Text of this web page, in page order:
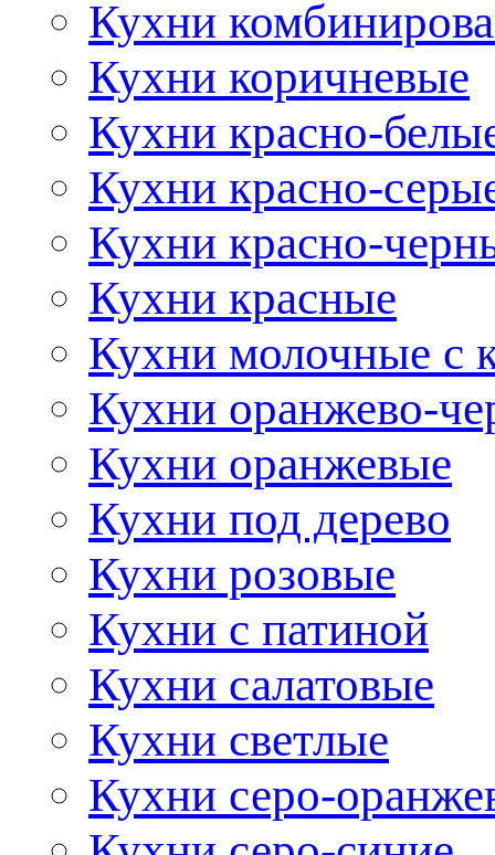
Кухни
Кухни коричневые
Кухни красно-
Кухни красно-
Кухни красно-
Кухни красные
Кухни молочные с
Кухни оранжево-
Кухни оранжевые
Кухни под дерево
Кухни розовые
Кухни с патиной
Кухни салатовые
Кухни светлые
Кухни серо-